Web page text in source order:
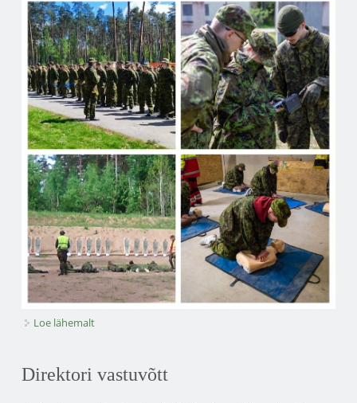
Loe lähemalt
Direktori vastuvõtt